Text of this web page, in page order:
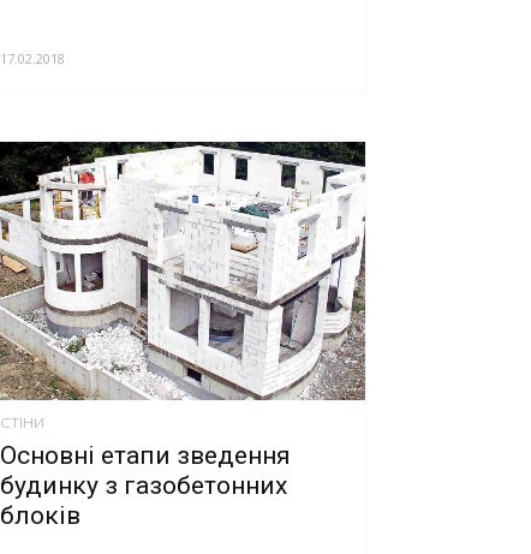
17.02.2018
СТІНИ
Основні етапи зведення
будинку з газобетонних
блоків